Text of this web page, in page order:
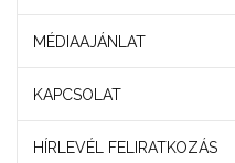
MÉDIAAJÁNLAT
KAPCSOLAT
HÍRLEVÉL FELIRATKOZÁS